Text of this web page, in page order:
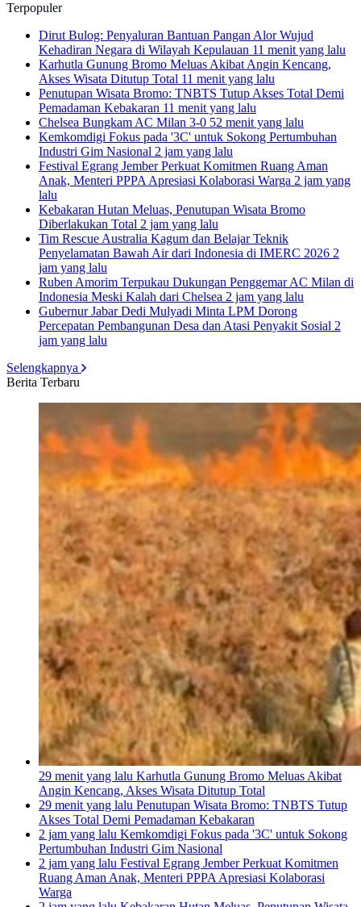
Terpopuler
Dirut Bulog: Penyaluran Bantuan Pangan Alor Wujud
Kehadiran Negara di Wilayah Kepulauan 11 menit yang lalu
Karhutla Gunung Bromo Meluas Akibat Angin Kencang,
Akses Wisata Ditutup Total 11 menit yang lalu
Penutupan Wisata Bromo: TNBTS Tutup Akses Total Demi
Pemadaman Kebakaran 11 menit yang lalu
Chelsea Bungkam AC Milan 3-0 52 menit yang lalu
Kemkomdigi Fokus pada '3C' untuk Sokong Pertumbuhan
Industri Gim Nasional 2 jam yang lalu
Festival Egrang Jember Perkuat Komitmen Ruang Aman
Anak, Menteri PPPA Apresiasi Kolaborasi Warga 2 jam yang
lalu
Kebakaran Hutan Meluas, Penutupan Wisata Bromo
Diberlakukan Total 2 jam yang lalu
Tim Rescue Australia Kagum dan Belajar Teknik
Penyelamatan Bawah Air dari Indonesia di IMERC 2026 2
jam yang lalu
Ruben Amorim Terpukau Dukungan Penggemar AC Milan di
Indonesia Meski Kalah dari Chelsea 2 jam yang lalu
Gubernur Jabar Dedi Mulyadi Minta LPM Dorong
Percepatan Pembangunan Desa dan Atasi Penyakit Sosial 2
jam yang lalu
Selengkapnya
Berita Terbaru
29 menit yang lalu Karhutla Gunung Bromo Meluas Akibat
Angin Kencang, Akses Wisata Ditutup Total
29 menit yang lalu Penutupan Wisata Bromo: TNBTS Tutup
Akses Total Demi Pemadaman Kebakaran
2 jam yang lalu Kemkomdigi Fokus pada '3C' untuk Sokong
Pertumbuhan Industri Gim Nasional
2 jam yang lalu Festival Egrang Jember Perkuat Komitmen
Ruang Aman Anak, Menteri PPPA Apresiasi Kolaborasi
Warga